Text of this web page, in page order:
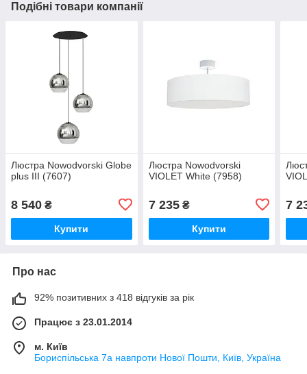
Подібні товари компанії
Люстра Nowodvorski Globe
plus III (7607)
8 540 ₴
Купити
Люстра Nowodvorski
VIOLET White (7958)
7 235₴
Купити
7
Про нас
92% позитивних з 418 відгуків за рік
Працює з 23.01.2014
м. Київ
Бориспільська 7а навпроти Нової Пошти, Київ, Україна